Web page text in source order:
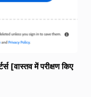
[वास्तव में परीक्षण किए